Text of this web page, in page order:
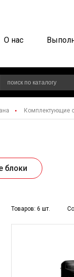
О нас
Комплектующие
блоки
Товаров: 6 шт.